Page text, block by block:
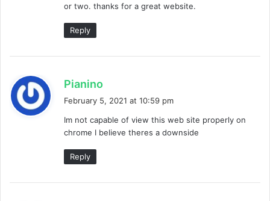
or two. thanks for a great website.
Reply
Pianino
s
:
February 5, 2021 at 10:59 pm
Im not capable of view this web site properly on
chrome I believe theres a downside
Reply